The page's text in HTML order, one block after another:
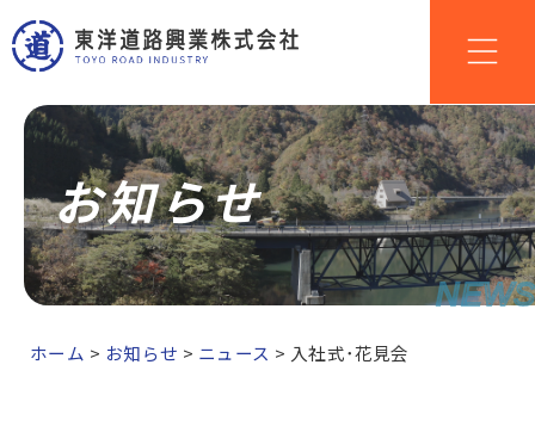
お知らせ
NEWS
ホーム > お知らせ > ニュース > 入社式･花見会